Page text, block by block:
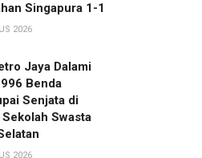
Singapura 1-1
2026
Jaya Dalami
Benda
Senjata di
Swasta
2026